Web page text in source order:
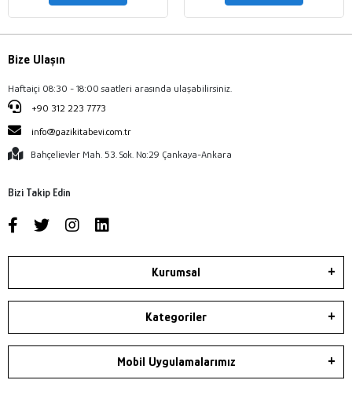
Bize Ulaşın
Haftaiçi 08:30 - 18:00 saatleri arasında ulaşabilirsiniz.
+90 312 223 7773
info@gazikitabevi.com.tr
Bahçelievler Mah. 53. Sok. No:29 Çankaya-Ankara
Bizi Takip Edin
Kurumsal
Kategoriler
Mobil Uygulamalarımız